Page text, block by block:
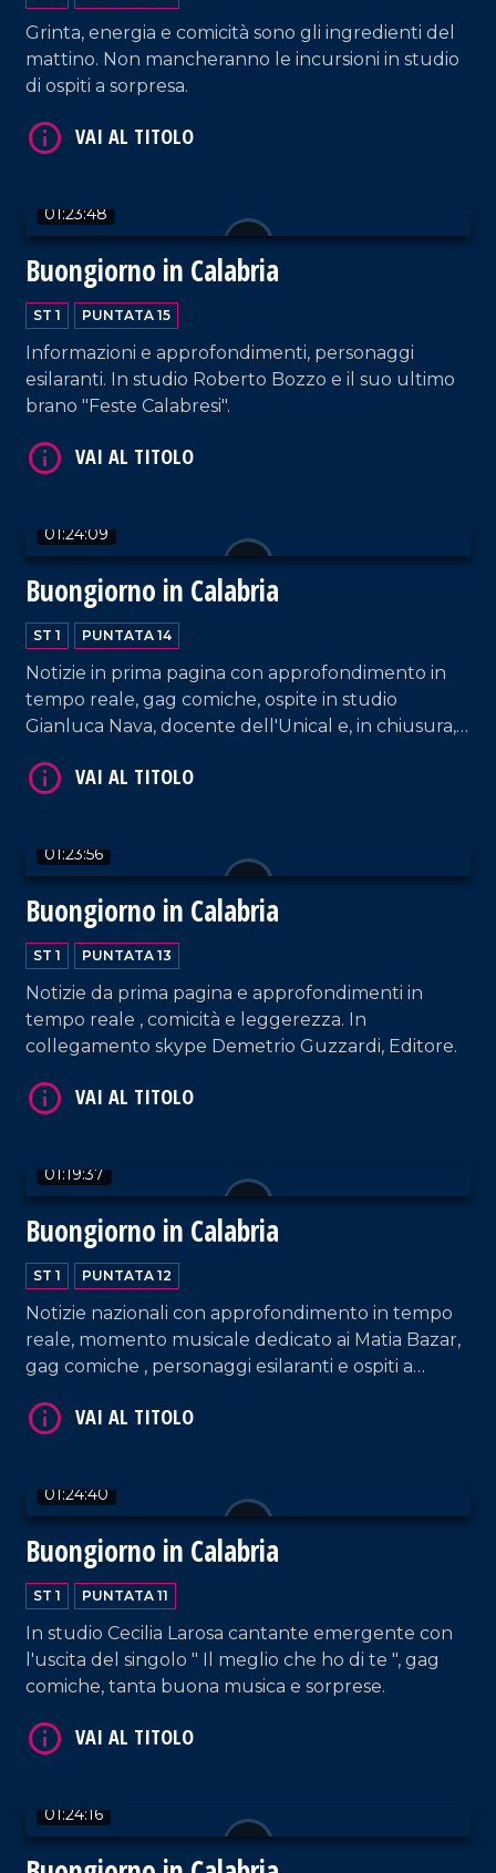
Grinta, energia e comicità sono gli ingredienti del
mattino. Non mancheranno le incursioni in studio
di ospiti a sorpresa.
01:23:48
Buongiorno in Calabria
ST 1 PUNTATA 15
Informazioni e approfondimenti, personaggi
esilaranti. In studio Roberto Bozzo e il suo ultimo
brano "Feste Calabresi".
01:24:09
Buongiorno in Calabria
ST 1 PUNTATA 14
Notizie in prima pagina con approfondimento in
tempo reale, gag comiche, ospite in studio
Gianluca Nava, docente dell'Unical e, in chiusura,
01:23:56
Buongiorno in Calabria
ST 1 PUNTATA 13
Notizie da prima pagina e approfondimenti in
tempo reale , comicità e leggerezza. In
collegamento skype Demetrio Guzzardi, Editore.
01:19:37
Buongiorno in Calabria
ST 1 PUNTATA 12
Notizie nazionali con approfondimento in tempo
reale, momento musicale dedicato ai Matia Bazar,
gag comiche , personaggi esilaranti e ospiti a
01:24:40
Buongiorno in Calabria
ST 1 PUNTATA 11
In studio Cecilia Larosa cantante emergente con
l'uscita del singolo " Il meglio che ho di te ", gag
comiche, tanta buona musica e sorprese.
01:24:16
VAI AL TITOLO
VAI AL TITOLO
VAI AL TITOLO
VAI AL TITOLO
VAI AL TITOLO
VAI AL TITOLO
VAI AL TITOLO